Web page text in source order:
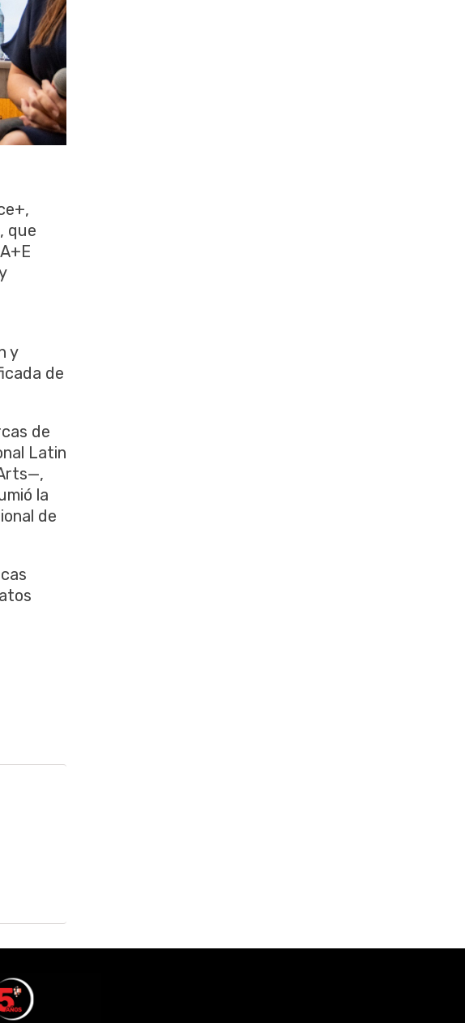
que
y
de
de
Latin
la
de